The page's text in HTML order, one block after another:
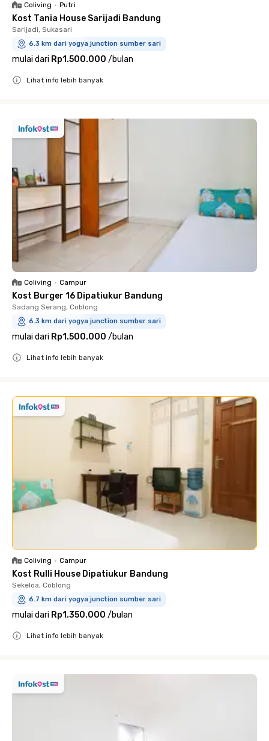
Coliving • Putri
Kost Tania House Sarijadi Bandung
Sarijadi, Sukasari
6.3 km dari yogya junction sumber sari
mulai dari Rp1.500.000 /bulan
Lihat info lebih banyak
Coliving • Campur
Kost Burger 16 Dipatiukur Bandung
Sadang Serang, Coblong
6.3 km dari yogya junction sumber sari
mulai dari Rp1.500.000 /bulan
Lihat info lebih banyak
Coliving • Campur
Kost Rulli House Dipatiukur Bandung
Sekeloa, Coblong
6.7 km dari yogya junction sumber sari
mulai dari Rp1.350.000 /bulan
Lihat info lebih banyak